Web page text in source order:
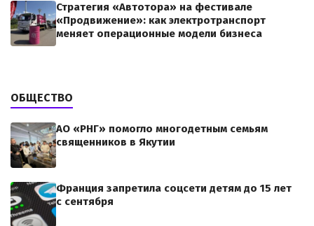
Стратегия «Автотора» на фестивале
«Продвижение»: как электротранспорт
меняет операционные модели бизнеса
ОБЩЕСТВО
АО «РНГ» помогло многодетным семьям
священников в Якутии
Франция запретила соцсети детям до 15 лет
с сентября